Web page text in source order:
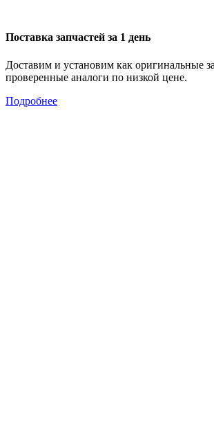
Поставка запчастей за 1 день
Доставим и установим как оригинальные
проверенные аналоги по низкой цене.
Подробнее